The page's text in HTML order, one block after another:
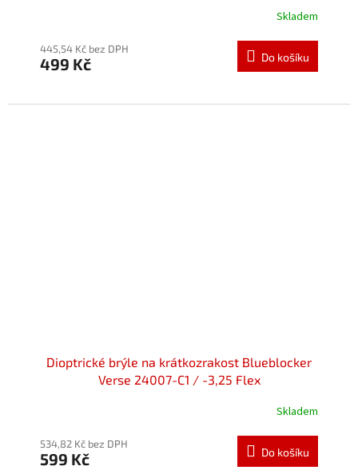
Skladem
445,54 Kč bez DPH
499 Kč Do košíku
Dioptrické brýle na krátkozrakost Blueblocker
Verse 24007-C1 / -3,25 Flex
Skladem
534,82 Kč bez DPH
599 Kč Do košíku